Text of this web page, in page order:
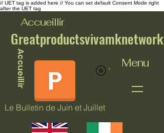
// UET tag is added here // You can set default Consent Mode right
after the UET tag
Accueillir
Le Bulletin de Juin et Juillet
Greatproductsvivamknetwork
Menu
Accueillir